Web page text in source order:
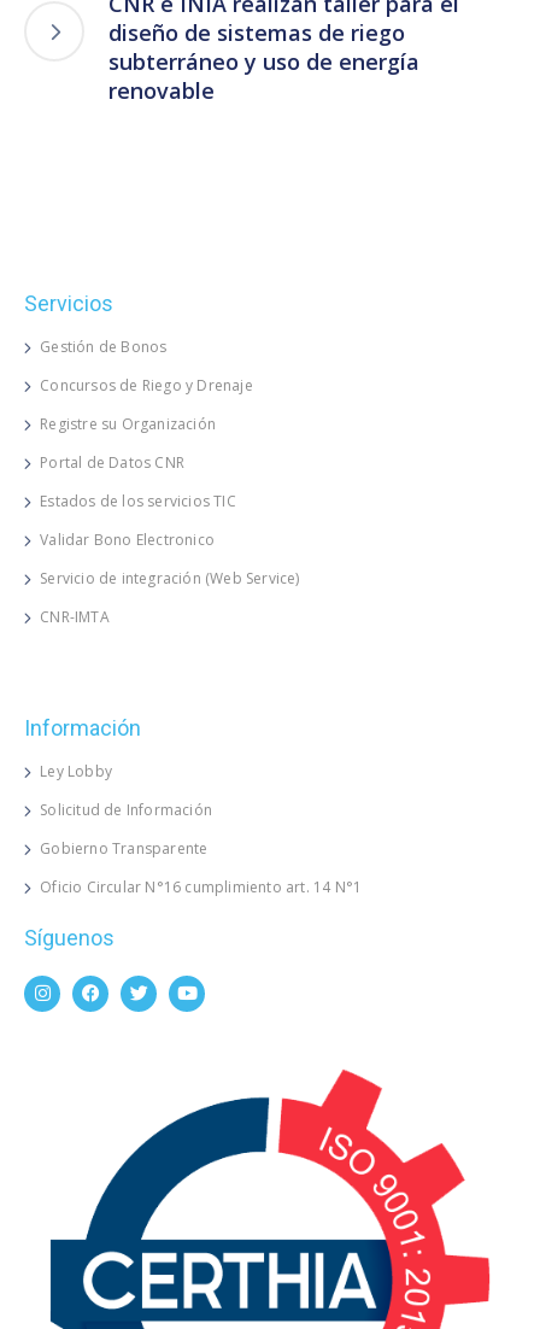
diseño de sistemas de riego
subterráneo y uso de energía
renovable
Servicios
Gestión de Bonos
Concursos de Riego y Drenaje
Registre su Organización
Portal de Datos CNR
Estados de los servicios TIC
Validar Bono Electronico
Servicio de integración (Web Service)
CNR-IMTA
Información
Ley Lobby
Solicitud de Información
Gobierno Transparente
Oficio Circular N°16 cumplimiento art. 14 N°1
Síguenos